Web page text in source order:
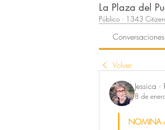
La Plaza del
Público · 1343
Conversaciones
Volver
Jessica
8 de
NOMINA